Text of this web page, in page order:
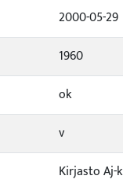
2000-05-29
1960
ok
v
Kirjasto Aj-k